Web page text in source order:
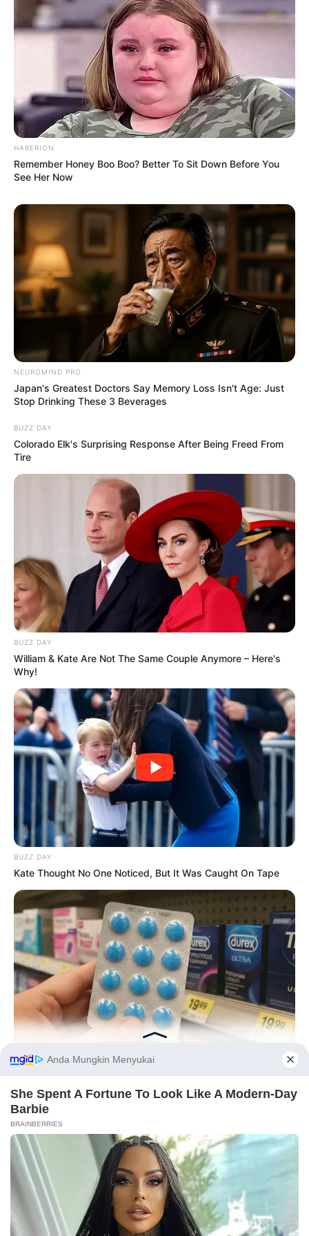
Serem! 9 Chat Ojek Online &
Pelanggan Ini Bikin Auto
Merinding
Bikin Ngakak, 10 Potret
Cosplay Murah Pakai Bahan
Seadanya
Anti Mainstream, 10 Cara
Membawa Barang Belanjaan
Versi Warga Thailand
Langka Banget! 10 Pose Lucu
Katak yang Bikin Ketawa
Ambyar! 10 Kalimat Baper
Pakai Bahasa Jawa Ini Bikin
Galau Abis
HABERION
Remember Honey Boo Boo? Better To Sit Down Before You
See Her Now
NEUROMIND PRO
Japan's Greatest Doctors Say Memory Loss Isn't Age: Just
Stop Drinking These 3 Beverages
BUZZ DAY
Colorado Elk's Surprising Response After Being Freed From
Tire
BUZZ DAY
William & Kate Are Not The Same Couple Anymore – Here's
Why!
BUZZ DAY
Kate Thought No One Noticed, But It Was Caught On Tape
BOOSTARO
Before You Go